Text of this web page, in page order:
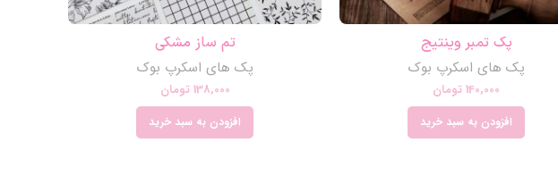
پک تمبر وینتیج
پک های اسکرپ بوک
140,000تومان
افزودن به سبد خرید
تم ساز مشکی
پک های اسکرپ بوک
138,000 تومان
افزودن به سبد خرید